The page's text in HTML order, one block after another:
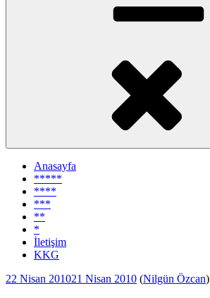
Anasayfa
*****
****
***
**
*
İletişim
KKG
Yayım
22 Nisan 201021 Nisan 2010 (Nilgün Özcan)